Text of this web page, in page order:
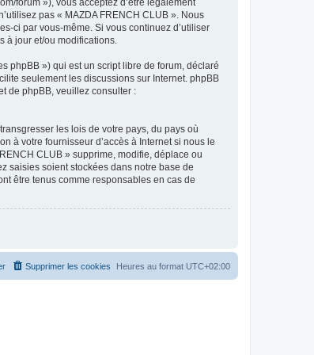
forum »), vous acceptez d’être légalement
pas « MAZDA FRENCH CLUB ». Nous
ci par vous-même. Si vous continuez d’utiliser
à jour et/ou modifications.
phpBB ») qui est un script libre de forum, déclaré
seulement les discussions sur Internet. phpBB
de phpBB, veuillez consulter :
les lois de votre pays, du pays où
à votre fournisseur d’accès à Internet si nous le
CLUB » supprime, modifie, déplace ou
saisies soient stockées dans notre base de
être tenus comme responsables en cas de
Heures au format UTC+02:00
Supprimer les cookies